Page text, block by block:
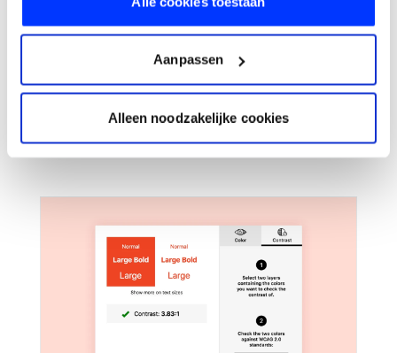
Aanpassen
Alleen noodzakelijke cookies
Transformeer je website met slimme
animaties
In deze blog post bespreken we animaties, de meerwaarde die
levendiger en aantrekkelijker te maken.
UX & UI Design Digitale Strategie